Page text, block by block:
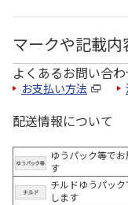
マークや記載内
よくあるお問い合
お支払い方法
配送情報について
ゆうパック等で
す
チルドゆうパッ
します